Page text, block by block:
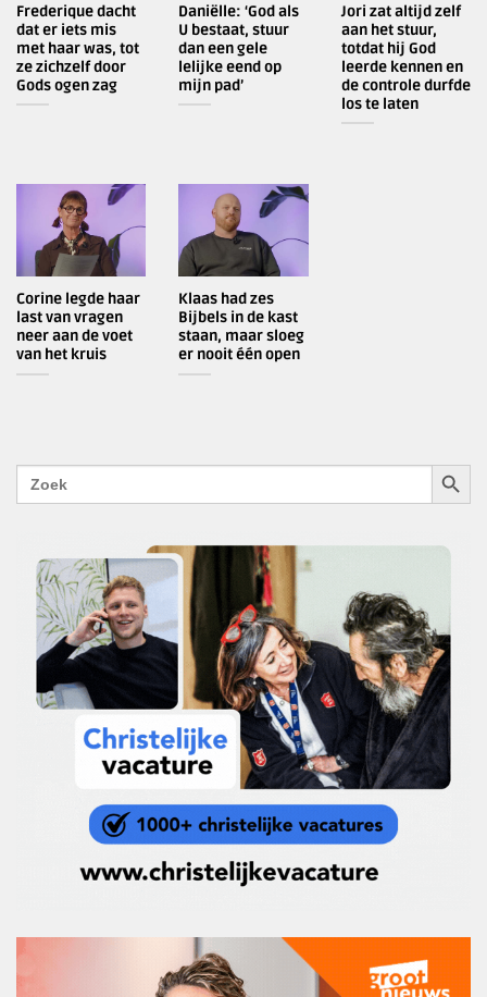
Frederique dacht
dat er iets mis
met haar was, tot
ze zichzelf door
Gods ogen zag
Daniëlle: ‘God als
U bestaat, stuur
dan een gele
lelijke eend op
mijn pad’
Jori zat altijd zelf
aan het stuur,
totdat hij God
leerde kennen en
de controle durfde
los te laten
Corine legde haar
last van vragen
neer aan de voet
van het kruis
Klaas had zes
Bijbels in de kast
staan, maar sloeg
er nooit één open
Zoek
naar: